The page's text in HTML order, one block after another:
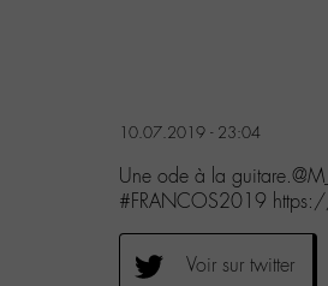
10.07.2019 - 23:04
Une ode à la
#FRANCOS2019
Voir sur twitter